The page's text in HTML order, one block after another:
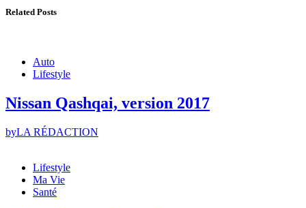
Related Posts
Auto
Lifestyle
Nissan Qashqai, version 2017
byLA RÉDACTION
Lifestyle
Ma Vie
Santé